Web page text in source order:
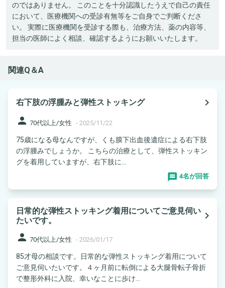
のではありません。 このことを十分認識したうえで自己の責任
において、医療機関への受診有無等をご自身でご判断くださ
い。 実際に医療機関を受診する際も、治療方法、薬の内容等、
担当の医師によく相談、確認するようにお願いいたします。
関連Q＆A
右下肢の浮腫みと弾性ストッキング
navigate_next
person 70代以上/女性 - 2025/11/22
75歳になる母なんですが、くも膜下出血後遺症による右下肢
の浮腫みでしょうか。 こちらの治療として、弾性ストッキン
グを着用していますが、右下肢に...
4名が回答
日常的な弾性ストッキング着用についてご意見伺い
たいです。
navigate_next
person 70代以上/女性 - 2026/01/17
85才母の相談です。日常的な弾性ストッキング着用について
ご意見伺いたいです。４ヶ月前に転倒による大腿骨転子骨折
で整形外科に入院、幸いなことに歩け...